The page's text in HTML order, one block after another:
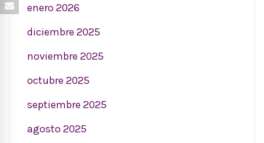
enero 2026
diciembre 2025
noviembre 2025
octubre 2025
septiembre 2025
agosto 2025